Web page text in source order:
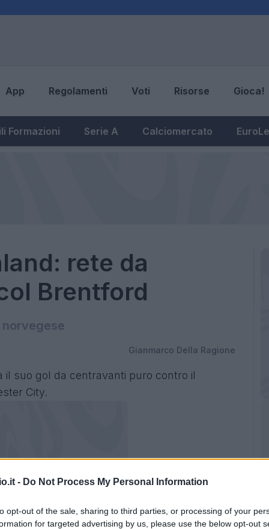
- Do Not Process My Personal Information
opt-out of the sale, sharing to third parties, or processing of your
for targeted advertising by us, please use the below opt-out
App Regolamenti Voti Risorse Gioca!
Formazioni Serie A Calciomercato
rete da
Brentford
Gianmarco Della Ragione
il suo gol da centravanti puro contro il
City.